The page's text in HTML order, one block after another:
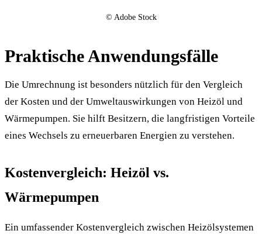
©️ Adobe Stock
Praktische Anwendungsfälle
Die Umrechnung ist besonders nützlich für den Vergleich
der Kosten und der Umweltauswirkungen von Heizöl und
Wärmepumpen. Sie hilft Besitzern, die langfristigen Vorteile
eines Wechsels zu erneuerbaren Energien zu verstehen.
Kostenvergleich: Heizöl vs.
Wärmepumpen
Ein umfassender Kostenvergleich zwischen Heizölsystemen